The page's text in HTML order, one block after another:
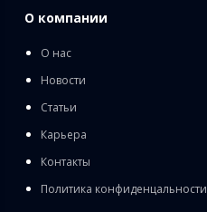
О компании
О нас
Новости
Статьи
Карьера
Контакты
Политика конфиденцальности